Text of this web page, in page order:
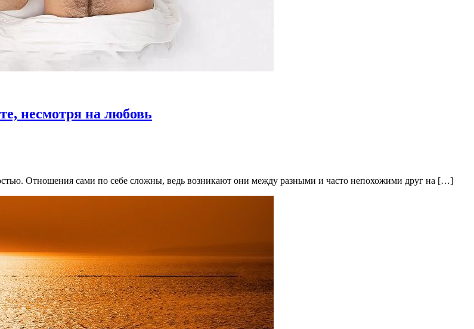
несмотря на любовь
Отношения сами по себе сложны, ведь возникают они между разными и часто непохожими друг на […]